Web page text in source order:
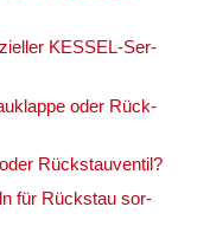
KES­SEL-Ser­
oder Rück­
Rück­stau­ven­til?
für Rück­stau sor­